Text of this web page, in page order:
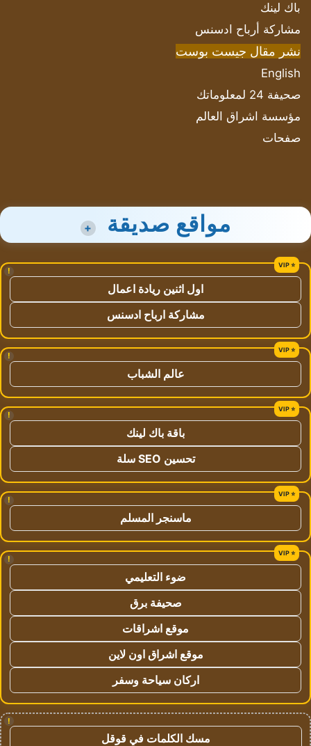
باك لينك
مشاركة أرباح ادسنس
نشر مقال جيست بوست
English
صحيفة 24 لمعلوماتك
مؤسسة اشراق العالم
صفحات
مواقع صديقة +
!
اول اثنين ريادة اعمال
مشاركة ارباح ادسنس
!
عالم الشباب
!
باقة باك لينك
تحسين SEO سلة
!
ماسنجر المسلم
!
ضوء التعليمي
صحيفة برق
موقع اشراقات
موقع اشراق اون لاين
اركان سياحة وسفر
!
مسك الكلمات في قوقل